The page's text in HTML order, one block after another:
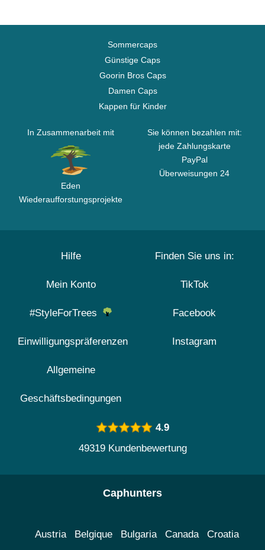
Sommercaps
Günstige Caps
Goorin Bros Caps
Damen Caps
Kappen für Kinder
In Zusammenarbeit mit
Eden
Wiederaufforstungsprojekte
Sie können bezahlen mit:
jede Zahlungskarte
PayPal
Überweisungen 24
Hilfe
Mein Konto
#StyleForTrees
Einwilligungspräferenzen
Allgemeine
Geschäftsbedingungen
Finden Sie uns in:
TikTok
Facebook
Instagram
4.9
49319 Kundenbewertung
Caphunters
Austria Belgique Bulgaria Canada Croatia